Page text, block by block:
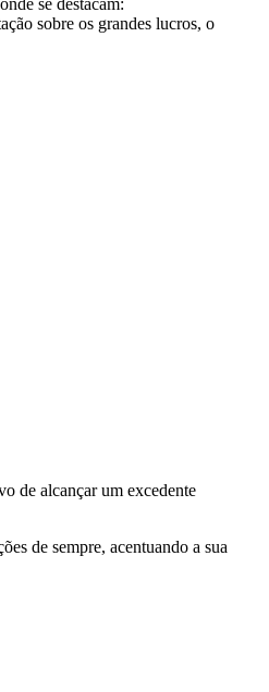
sobre os grandes lucros, o
de alcançar um excedente
de sempre, acentuando a sua